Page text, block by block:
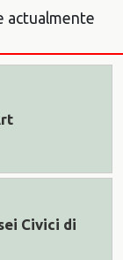
actualmente
Civici di